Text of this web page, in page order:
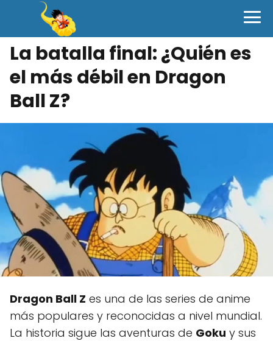
La batalla final: ¿Quién es
el más débil en Dragon
Ball Z?
Dragon Ball Z es una de las series de anime
más populares y reconocidas a nivel mundial.
La historia sigue las aventuras de Goku y sus